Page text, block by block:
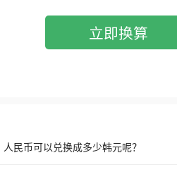
立即换算
民币可以兑换成多少韩元呢？